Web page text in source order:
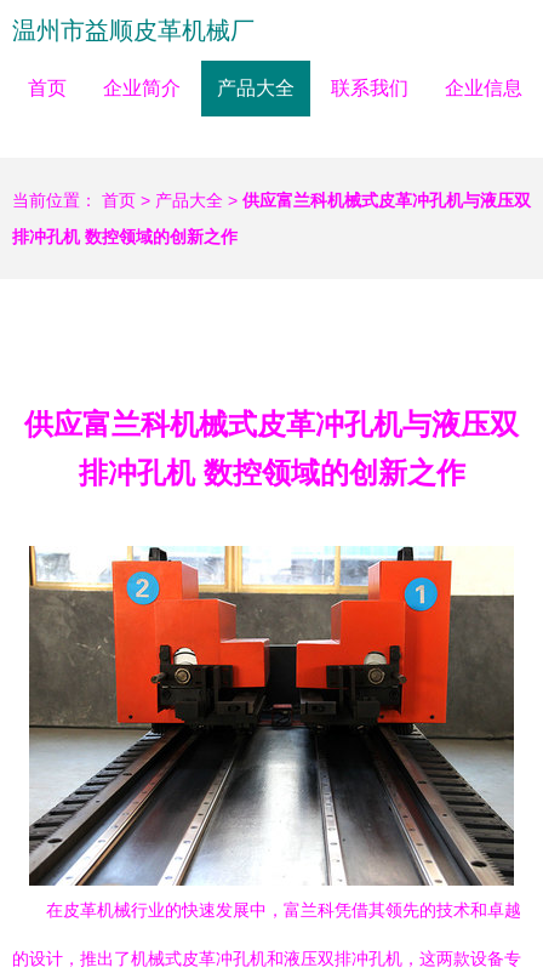
温州市益顺皮革机械厂
首页 企业简介 产品大全 联系我们 企业信息
当前位置： 首页 > 产品大全 > 供应富兰科机械式皮革冲孔机与液压双
排冲孔机 数控领域的创新之作
供应富兰科机械式皮革冲孔机与液压双
排冲孔机 数控领域的创新之作
在皮革机械行业的快速发展中，富兰科凭借其领先的技术和卓越
的设计，推出了机械式皮革冲孔机和液压双排冲孔机，这两款设备专